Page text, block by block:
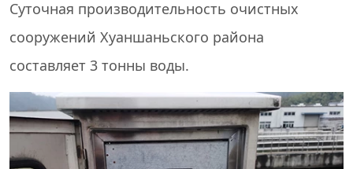
Суточная производительность очистных
сооружений Хуаншаньского района
составляет 3 тонны воды.